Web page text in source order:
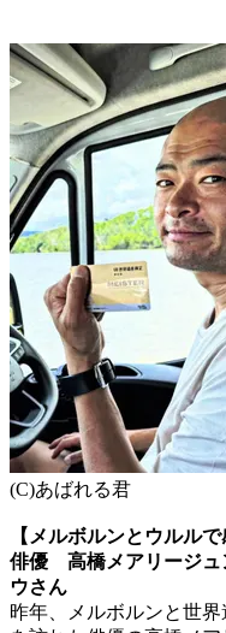
(C)あばれる君
【メルボルンとウルル
俳優 高橋メアリージ
ウさん
昨年、メルボルンと世